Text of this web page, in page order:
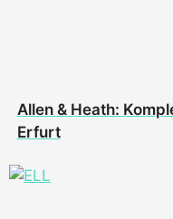
Allen & Heath:
Erfurt